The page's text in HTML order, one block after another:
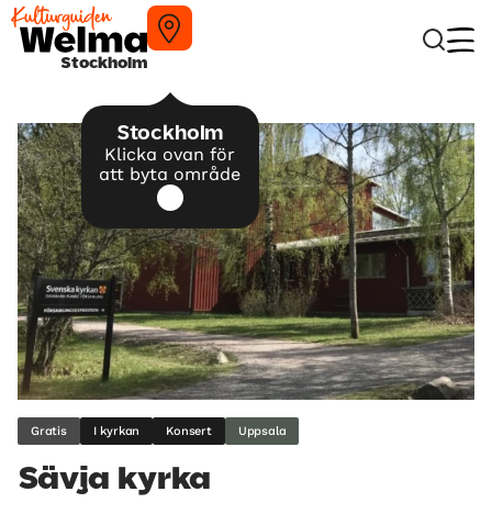
Stockholm
Stockholm
Klicka ovan för
att byta område
Gratis I kyrkan Konsert Uppsala
Sävja kyrka